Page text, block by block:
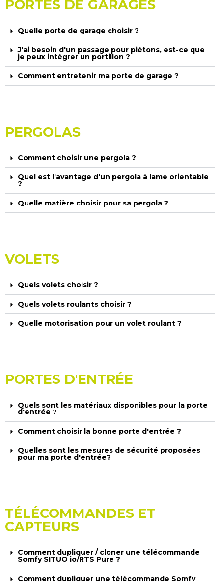
PORTES DE GARAGES
Quelle porte de garage choisir ?
J'ai besoin d'un passage pour piétons, est-ce que
je peux intégrer un portillon ?
Comment entretenir ma porte de garage ?
PERGOLAS
Comment choisir une pergola ?
Quel est l'avantage d'un pergola à lame orientable
?
Quelle matière choisir pour sa pergola ?
VOLETS
Quels volets choisir ?
Quels volets roulants choisir ?
Quelle motorisation pour un volet roulant ?
PORTES D'ENTRÉE
Quels sont les matériaux disponibles pour la porte
d'entrée ?
Comment choisir la bonne porte d'entrée ?
Quelles sont les mesures de sécurité proposées
pour ma porte d'entrée?
TÉLÉCOMMANDES ET
CAPTEURS
Comment dupliquer / cloner une télécommande
Somfy SITUO io/RTS Pure ?
Comment dupliquer une télécommande Somfy